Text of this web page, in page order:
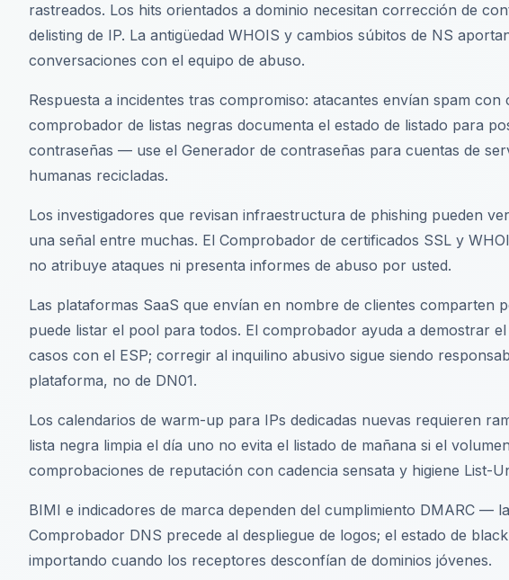
rastreados. Los hits orientados a dominio necesitan corrección de
delisting de IP. La antigüedad WHOIS y cambios súbitos de NS
conversaciones con el equipo de abuso.
Respuesta a incidentes tras compromiso: atacantes envían spam con
comprobador de listas negras documenta el estado de listado para
contraseñas — use el Generador de contraseñas para cuentas de
humanas recicladas.
Los investigadores que revisan infraestructura de phishing pueden
una señal entre muchas. El Comprobador de certificados SSL y
no atribuye ataques ni presenta informes de abuso por usted.
Las plataformas SaaS que envían en nombre de clientes comparten
puede listar el pool para todos. El comprobador ayuda a demostrar
casos con el ESP; corregir al inquilino abusivo sigue siendo
plataforma, no de DN01.
Los calendarios de warm-up para IPs dedicadas nuevas requieren
lista negra limpia el día uno no evita el listado de mañana si el
comprobaciones de reputación con cadencia sensata y higiene List-
BIMI e indicadores de marca dependen del cumplimiento DMARC —
Comprobador DNS precede al despliegue de logos; el estado de
importando cuando los receptores desconfían de dominios jóvenes.